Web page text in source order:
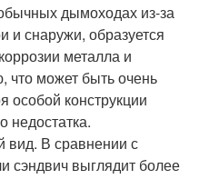
дымоходах из-за
и снаружи, образуется
металла и
что может быть очень
особой конструкции
недостатка.
вид. В сравнении с
сэндвич выглядит более